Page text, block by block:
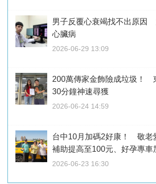
男子反覆心衰竭找不出原因
心臟病
2026-06-29 13:09
200萬傳家金飾險成垃圾！
30分鐘神速尋獲
2026-06-24 14:59
台中10月加碼2好康！ 敬老
補助提高至100元、好孕專車
2026-06-23 16:30